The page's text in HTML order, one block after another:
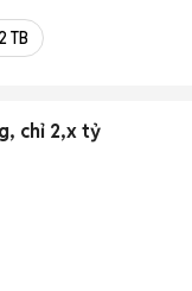
TB
chỉ 2,x tỷ